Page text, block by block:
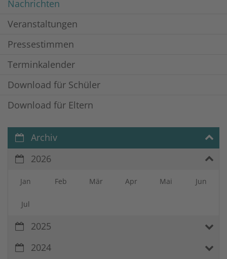
Nachrichten
Veranstaltungen
Pressestimmen
Terminkalender
Download für Schüler
Download für Eltern
Archiv
2026
Jan Feb Mär Apr Mai Jun
Jul
2025
2024